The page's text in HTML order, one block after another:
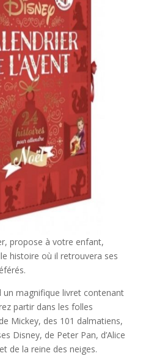
propose à votre enfant,
histoire où il retrouvera ses
un magnifique livret contenant
partir dans les folles
Mickey, des 101 dalmatiens,
Disney, de Peter Pan, d’Alice
de la reine des neiges.